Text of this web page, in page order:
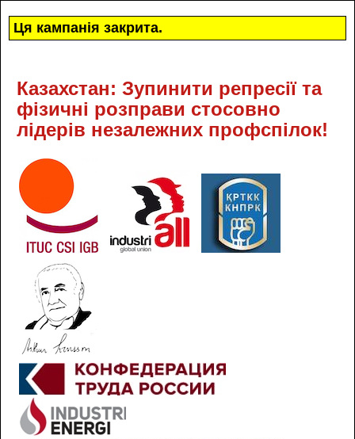
Ця кампанія закрита.
Казахстан: Зупинити репресії та
фізичні розправи стосовно
лідерів незалежних профспілок!